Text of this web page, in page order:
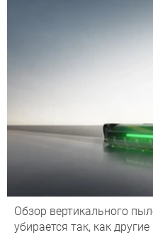
Обзор вертикального
убирается так, как